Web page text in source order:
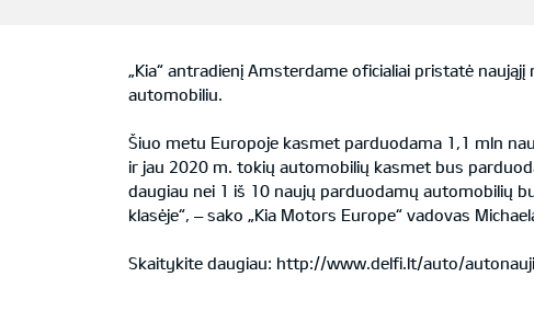
„Kia“ antradienį Amsterdame oficialiai pristatė
automobiliu.
Šiuo metu Europoje kasmet parduodama 1,1 mln
ir jau 2020 m. tokių automobilių kasmet bus
daugiau nei 1 iš 10 naujų parduodamų automobilių
klasėje“, – sako „Kia Motors Europe“ vadovas
Skaitykite daugiau: http://www.delfi.lt/auto/